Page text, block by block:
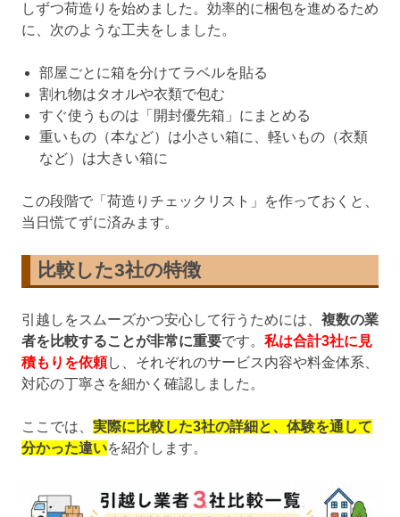
しずつ荷造りを始めました。効率的に梱包を進めるため
に、次のような工夫をしました。
部屋ごとに箱を分けてラベルを貼る
割れ物はタオルや衣類で包む
すぐ使うものは「開封優先箱」にまとめる
重いもの（本など）は小さい箱に、軽いもの（衣類
など）は大きい箱に
この段階で「荷造りチェックリスト」を作っておくと、
当日慌てずに済みます。
比較した3社の特徴
引越しをスムーズかつ安心して行うためには、 複数の業
者を比較することが非常に重要です。 私は合計3社に見
積もりを依頼 し、それぞれのサービス内容や料金体系、
対応の丁寧さを細かく確認しました。
ここでは、 実際に比較した3社の詳細と、体験を通して
分かった違いを紹介します。